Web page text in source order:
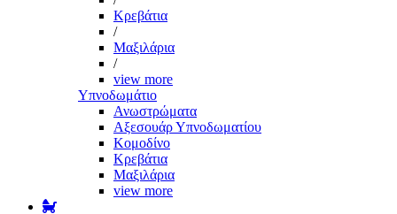
Κρεβάτια
/
Μαξιλάρια
/
view more
Υπνοδωμάτιο
Ανωστρώματα
Αξεσουάρ Υπνοδωματίου
Κομοδίνο
Κρεβάτια
Μαξιλάρια
view more